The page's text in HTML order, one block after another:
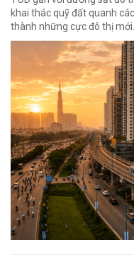
khai thác quỹ đất quanh
thành những cực đô thị mới.